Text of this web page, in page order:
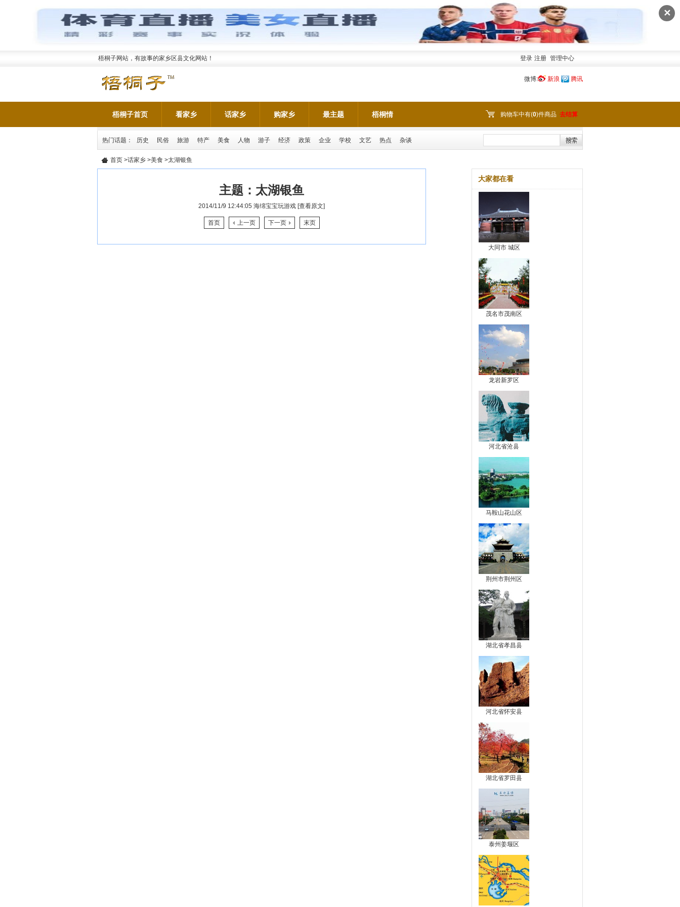
✕
梧桐子网站，有故事的家乡区县文化网站！ 登录 注册 管理中心
微博: 新浪 腾讯
梧桐子首页 看家乡 话家乡 购家乡 最主题 梧桐情 购物车中有(0)件商品 去结算
热门话题： 历史 民俗 旅游 特产 美食 人物 游子 经济 政策 企业 学校 文艺 热点 杂谈
首页 >话家乡 >美食 >太湖银鱼
主题： 太湖银鱼
2014/11/9 12:44:05 海绵宝宝玩游戏 [查看原文]
首页 上一页 下一页 末页
大家都在看
大同市 城区
茂名市茂南区
龙岩新罗区
河北省沧县
马鞍山花山区
荆州市荆州区
湖北省孝昌县
河北省怀安县
湖北省罗田县
泰州姜堰区